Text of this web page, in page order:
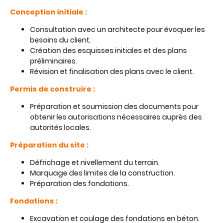
Conception initiale :
Consultation avec un architecte pour évoquer les
besoins du client.
Création des esquisses initiales et des plans
préliminaires.
Révision et finalisation des plans avec le client.
Permis de construire :
Préparation et soumission des documents pour
obtenir les autorisations nécessaires auprès des
autorités locales.
Préparation du site :
Défrichage et nivellement du terrain.
Marquage des limites de la construction.
Préparation des fondations.
Fondations :
Excavation et coulage des fondations en béton.